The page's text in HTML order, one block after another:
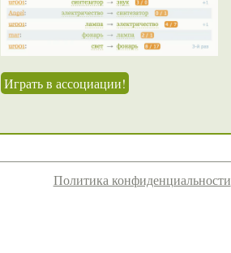
Играть в ассоциации!
Политика конфиденциальности